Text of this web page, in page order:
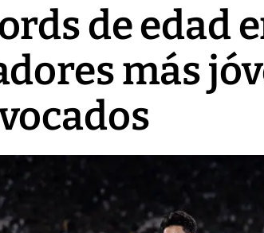
de edad
más